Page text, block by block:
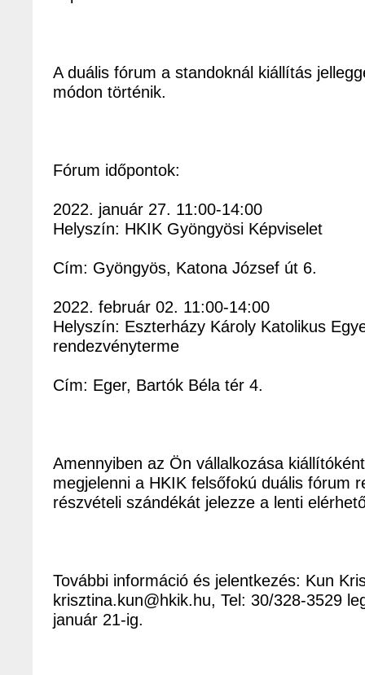
A duális fórum a standoknál kiállítás
módon történik.
Fórum időpontok:
2022. január 27. 11:00-14:00
Helyszín: HKIK Gyöngyösi Képviselet
Cím: Gyöngyös, Katona József út 6.
2022. február 02. 11:00-14:00
Helyszín: Eszterházy Károly Katolikus
rendezvényterme
Cím: Eger, Bartók Béla tér 4.
Amennyiben az Ön vállalkozása
megjelenni a HKIK felsőfokú duális fórum
részvételi szándékát jelezze a lenti
További információ és jelentkezés: Kun
krisztina.kun@hkik.hu, Tel: 30/328-3529
január 21-ig.